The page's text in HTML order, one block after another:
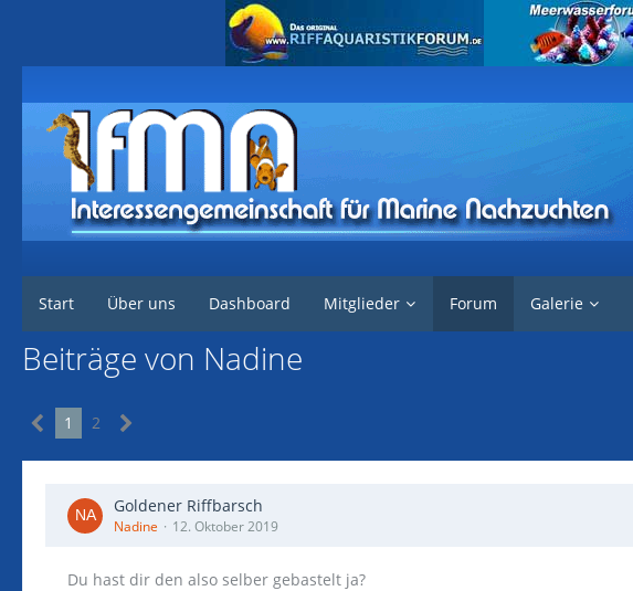
Start Über uns Dashboard Mitglieder Forum Galerie
Beiträge von Nadine
1 2
Goldener Riffbarsch
Nadine 12. Oktober 2019
Du hast dir den also selber gebastelt ja?